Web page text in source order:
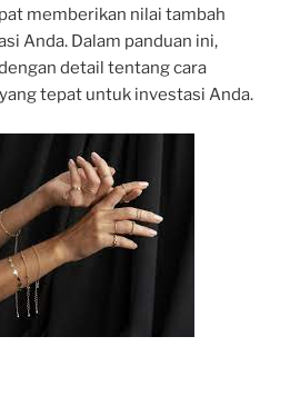
memberikan nilai tambah
Anda. Dalam panduan ini,
detail tentang cara
tepat untuk investasi Anda.